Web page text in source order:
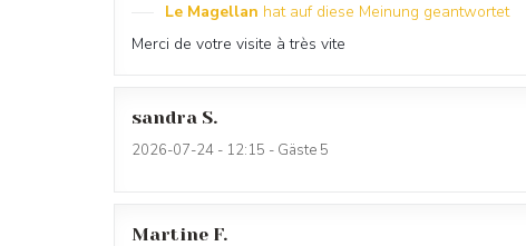
Le Magellan hat auf diese Meinung geantwortet
Merci de votre visite à très vite
sandra S
2026-07-24 - 12:15 - Gäste 5
Martine F